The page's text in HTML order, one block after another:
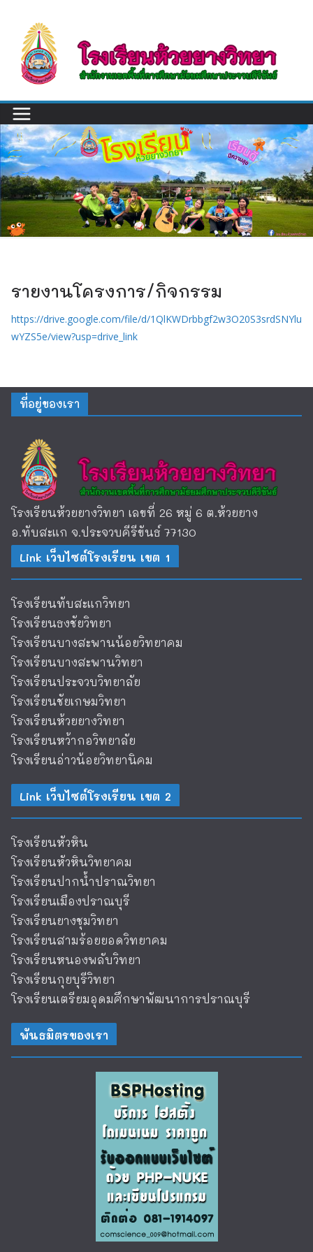
content
รายงานโครงการ/กิจกรรม
https://drive.google.com/file/d/1QlKWDrbbgf2w3O20S3srdSNYlu
wYZS5e/view?usp=drive_link
ที่อยู่ของเรา
โรงเรียนห้วยยางวิทยา เลขที่ 26 หมู่ 6 ต.ห้วยยาง
อ.ทับสะแก จ.ประจวบคีรีขันธ์ 77130
Link เว็บไซต์โรงเรียน เขต 1
โรงเรียนทับสะแกวิทยา
โรงเรียนธงชัยวิทยา
โรงเรียนบางสะพานน้อยวิทยาคม
โรงเรียนบางสะพานวิทยา
โรงเรียนประจวบวิทยาลัย
โรงเรียนชัยเกษมวิทยา
โรงเรียนห้วยยางวิทยา
โรงเรียนหว้ากอวิทยาลัย
โรงเรียนอ่าวน้อยวิทยานิคม
Link เว็บไซต์โรงเรียน เขต 2
โรงเรียนหัวหิน
โรงเรียนหัวหินวิทยาคม
โรงเรียนปากน้ำปราณวิทยา
โรงเรียนเมืองปราณบุรี
โรงเรียนยางชุมวิทยา
โรงเรียนสามร้อยยอดวิทยาคม
โรงเรียนหนองพลับวิทยา
โรงเรียนกุยบุรีวิทยา
โรงเรียนเตรียมอุดมศึกษาพัฒนาการปราณบุรี
พันธมิตรของเรา